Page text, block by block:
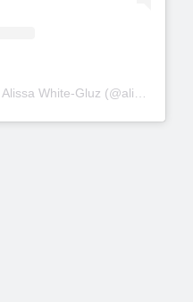
Une publication partagée par Alissa White-Gluz (@alissawhitegluz)